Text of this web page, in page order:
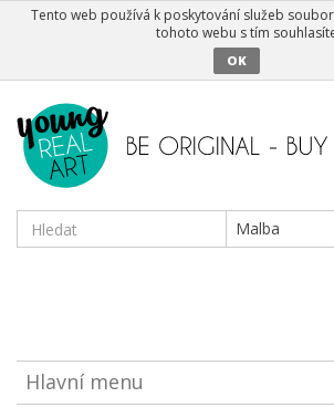
Tento web používá k poskytování služeb
tohoto webu s tím
OK
Malba
Hlavní menu